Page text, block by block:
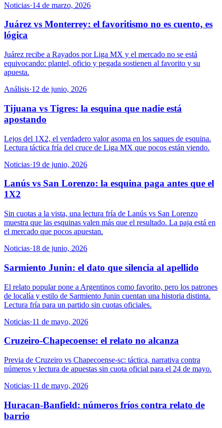
Noticias·14 de marzo, 2026
Juárez vs Monterrey: el favoritismo no es cuento, es
lógica
Juárez recibe a Rayados por Liga MX y el mercado no se está
equivocando: plantel, oficio y pegada sostienen al favorito y su
apuesta.
Análisis·12 de junio, 2026
Tijuana vs Tigres: la esquina que nadie está
apostando
Lejos del 1X2, el verdadero valor asoma en los saques de esquina.
Lectura táctica fría del cruce de Liga MX que pocos están viendo.
Noticias·19 de junio, 2026
Lanús vs San Lorenzo: la esquina paga antes que el
1X2
Sin cuotas a la vista, una lectura fría de Lanús vs San Lorenzo
muestra que las esquinas valen más que el resultado. La paja está en
el mercado que pocos apuestan.
Noticias·18 de junio, 2026
Sarmiento Junin: el dato que silencia al apellido
El relato popular pone a Argentinos como favorito, pero los patrones
de localía y estilo de Sarmiento Junin cuentan una historia distinta.
Lectura fría para un partido sin cuotas oficiales.
Noticias·11 de mayo, 2026
Cruzeiro-Chapecoense: el relato no alcanza
Previa de Cruzeiro vs Chapecoense-sc: táctica, narrativa contra
números y lectura de apuestas sin cuota oficial para el 24 de mayo.
Noticias·11 de mayo, 2026
Huracan-Banfield: números fríos contra relato de
barrio